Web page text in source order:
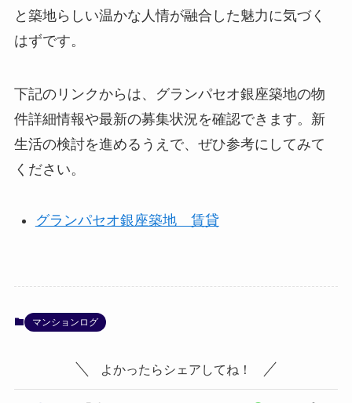
と築地らしい温かな人情が融合した魅力に気づく
はずです。
下記のリンクからは、グランパセオ銀座築地の物
件詳細情報や最新の募集状況を確認できます。新
生活の検討を進めるうえで、ぜひ参考にしてみて
ください。
グランパセオ銀座築地 賃貸
マンションログ
よかったらシェアしてね！